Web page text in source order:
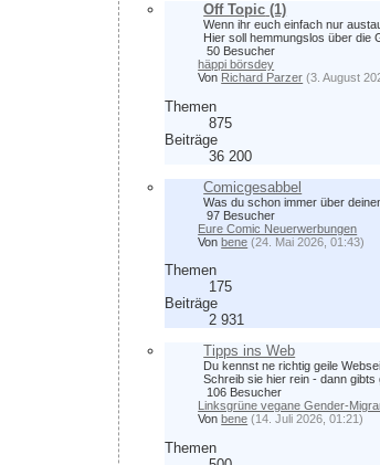
Off Topic (1)
Wenn ihr euch einfach nur
Hier soll hemmungslos über die
50 Besucher
häppi börsdey
Von Richard Parzer (3. August
Themen
875
Beiträge
36 200
Comicgesabbel
Was du schon immer über
97 Besucher
Eure Comic Neuerwerbungen
Vonbene (24. Mai 2026, 01:43)
Themen
175
Beiträge
2 931
Tipps ins Web
Du kennst ne richtig geile
Schreib sie hier rein - dann
106 Besucher
Linksgrüne vegane Gender-
Von bene (14. Juli 2026, 01:21)
Themen